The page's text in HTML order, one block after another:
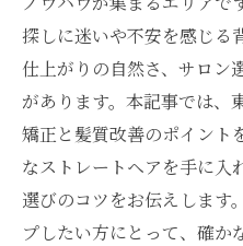
探しに迷いや不安を感じる
仕上がりの自然さ、サロン
があります。本記事では、
矯正と髪質改善のポイント
なストレートヘアを手に入
選びのコツをお伝えします
プしたい方にとって、確か